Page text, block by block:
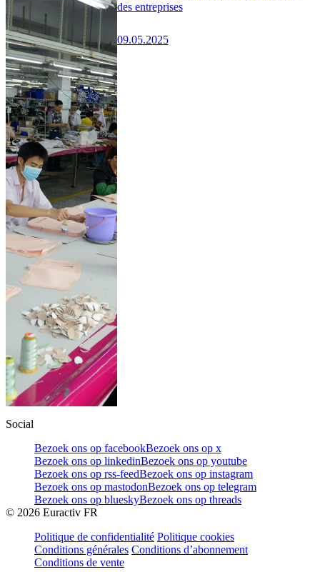
des entreprises
09.05.2025
Social
Bezoek ons op facebookBezoek ons op x
Bezoek ons op linkedinBezoek ons op youtube
Bezoek ons op rss-feedBezoek ons op instagram
Bezoek ons op mastodonBezoek ons op telegram
Bezoek ons op blueskyBezoek ons op threads
© 2026 Euractiv FR
Politique de confidentialité Politique cookies
Conditions générales Conditions d’abonnement
Conditions de vente